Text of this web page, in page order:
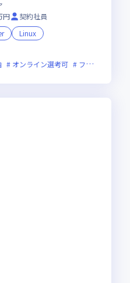
円
契約社員
Linux
オンライン選考可 フレックス制度あり